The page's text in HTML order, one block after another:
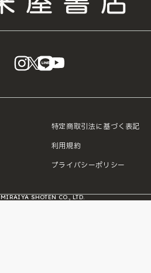
instagram
X LINE
特定商取引法に基づく表記
利用規約
プライバシーポリシー
SHOTEN CO., LTD.